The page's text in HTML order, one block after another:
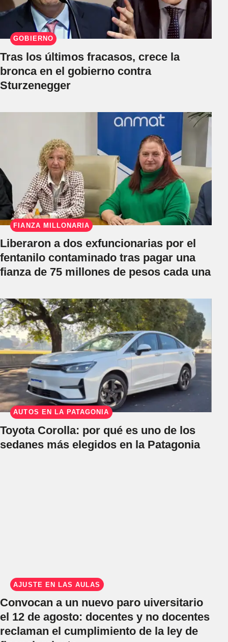
GOBIERNO
Tras los últimos fracasos, crece la
bronca en el gobierno contra
Sturzenegger
FIANZA MILLONARIA
Liberaron a dos exfuncionarias por el
fentanilo contaminado tras pagar una
fianza de 75 millones de pesos cada una
AUTOS EN LA PATAGONIA
Toyota Corolla: por qué es uno de los
sedanes más elegidos en la Patagonia
AJUSTE EN LAS AULAS
Convocan a un nuevo paro uiversitario
el 12 de agosto: docentes y no docentes
reclaman el cumplimiento de la ley de